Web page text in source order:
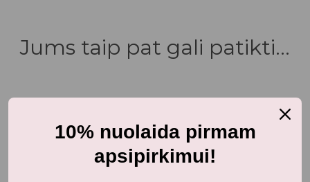
Jums taip pat gali patikti...
Panašūs produktai
10% nuolaida pirmam
apsipirkimui!